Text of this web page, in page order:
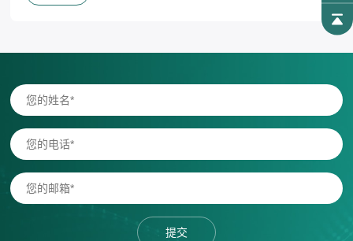
提交